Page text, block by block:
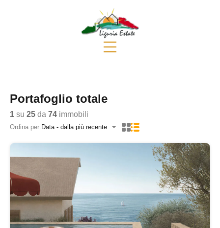
Portafoglio totale
1 su 25 da 74 immobili
Ordina per: Data - dalla più recente